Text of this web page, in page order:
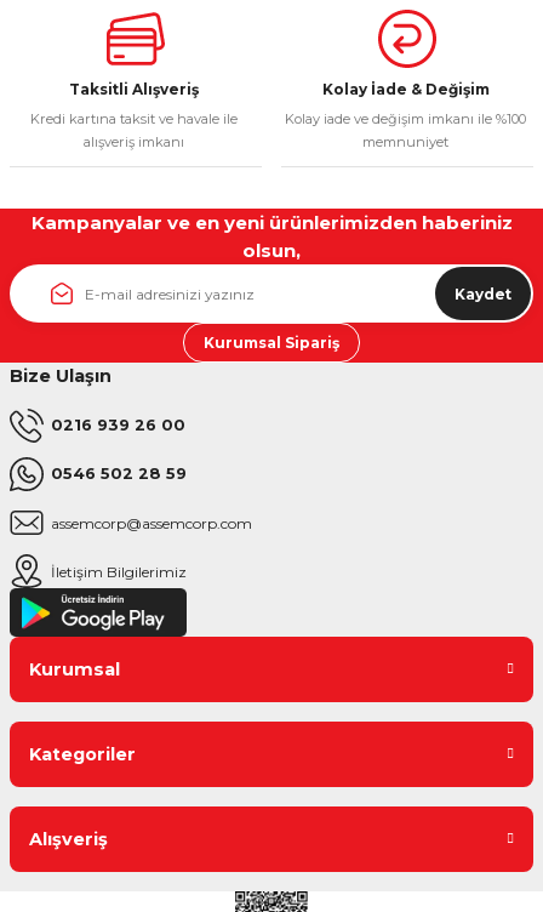
Taksitli Alışveriş
Kredi kartına taksit ve havale ile
alışveriş imkanı
Kolay İade & Değişim
Kolay iade ve değişim imkanı ile %100
memnuniyet
Kampanyalar ve en yeni ürünlerimizden haberiniz
olsun,
Kaydet
Kurumsal Sipariş
Bize Ulaşın
0216 939 26 00
0546 502 28 59
assemcorp@assemcorp.com
İletişim Bilgilerimiz
Kurumsal
Kategoriler
Alışveriş